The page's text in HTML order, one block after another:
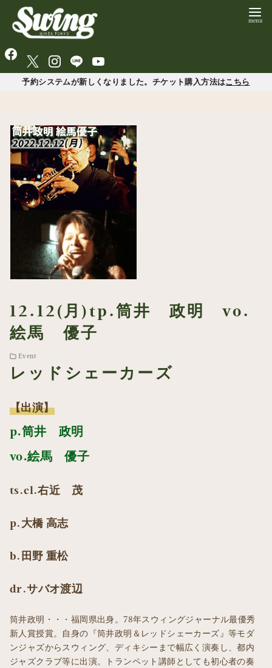
予約システムが新しくなりました。チケット購入方法はこちら
12.12(月)tp.筒井 政明 vo.
絵馬 優子
Event
レッドシェーカーズ
【出演】
p.筒井 政明
vo.絵馬 優子
ts.cl.右近 茂
p.大橋 高志
b.田野 重松
dr.サバオ渡辺
筒井政明・・・福岡県出身。78年スウィングジャーナル最優秀
新人賞授賞。自身の『筒井政明＆レッドシェーカーズ』等モダ
ンジャズからスウィング、ディキシーまで幅広く演奏し、都内
ジャズクラブ等に出演。トランペット講師としても初心者の奏